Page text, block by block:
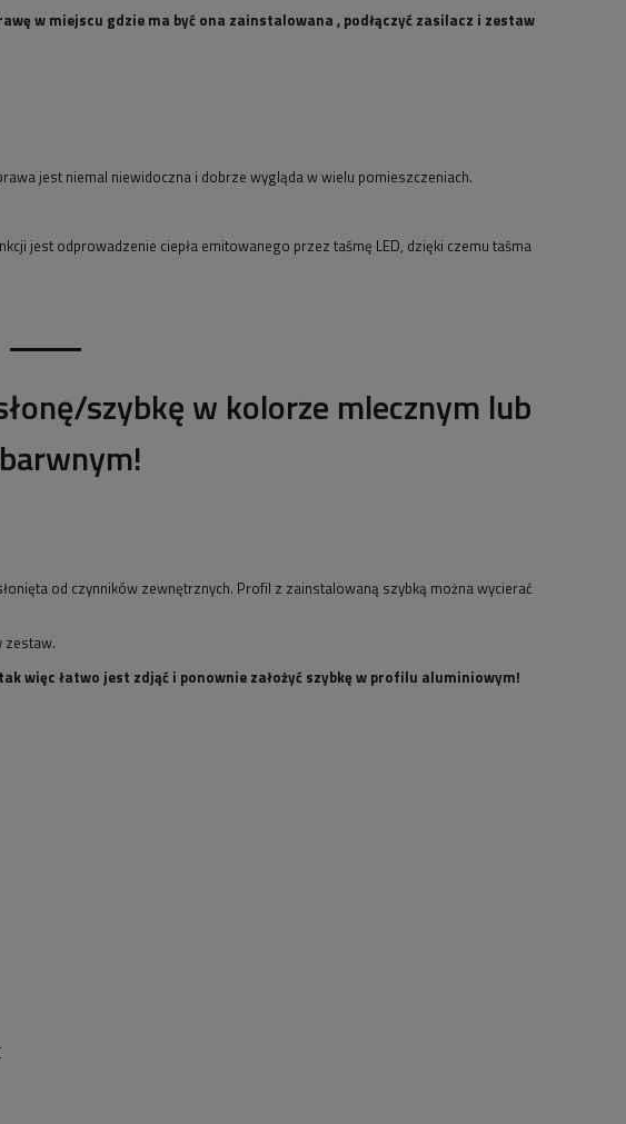
w miejscu gdzie ma być ona zainstalowana , podłączyć zasilacz i zestaw
jest niemal niewidoczna i dobrze wygląda w wielu pomieszczeniach.
jest odprowadzenie ciepła emitowanego przez taśmę LED, dzięki czemu taśma
szybkę w kolorze mlecznym lub
od czynników zewnętrznych. Profil z zainstalowaną szybką można wycierać
zestaw.
więc łatwo jest zdjąć i ponownie założyć szybkę w profilu aluminiowym!